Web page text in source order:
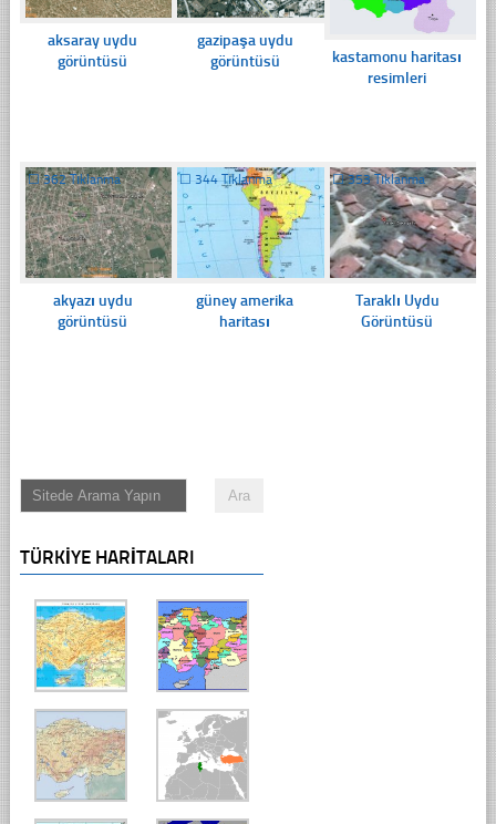
aksaray uydu
görüntüsü
gazipaşa uydu
görüntüsü
kastamonu haritası
resimleri
☐362 Tıklanma
akyazı uydu
görüntüsü
☐344 Tıklanma
güney amerika
haritası
☐353 Tıklanma
Taraklı Uydu
Görüntüsü
TÜRKIYE HARITALARI